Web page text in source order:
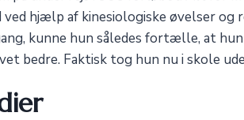
ved hjælp af kinesiologiske øvelser
kunne hun således fortælle, at
bedre. Faktisk tog hun nu i skole